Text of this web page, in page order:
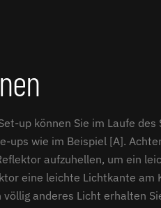
up können Sie im Laufe
ups wie im Beispiel [A].
aufzuhellen, um ein
eine leichte Lichtkante am
völlig anderes Licht erhalten